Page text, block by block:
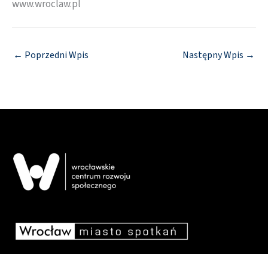
www.wroclaw.pl
← Poprzedni Wpis Następny Wpis →